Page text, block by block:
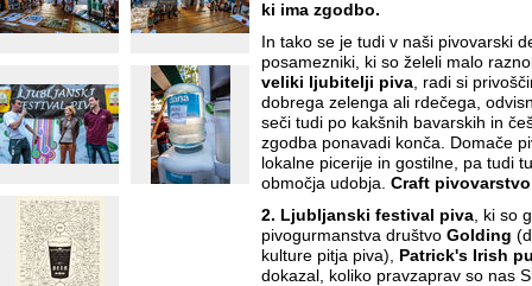
ki ima zgodbo.
In tako se je tudi v naši pivovarski
posamezniki, ki so želeli malo
veliki ljubitelji piva, radi si
dobrega zelenga ali rdečega,
seči tudi po kakšnih bavarskih in
zgodba ponavadi konča. Domače
lokalne picerije in gostilne, pa tudi
območja udobja. Craft
2. Ljubljanski festival piva, ki so
pivogurmanstva društvo Golding
kulture pitja piva), Patrick's Irish
dokazal, koliko pravzaprav so nas